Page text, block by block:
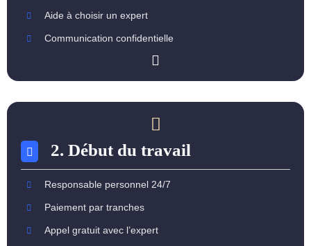
Aide à choisir un expert
Communication confidentielle
2. Début du travail
Responsable personnel 24/7
Paiement par tranches
Appel gratuit avec l’expert